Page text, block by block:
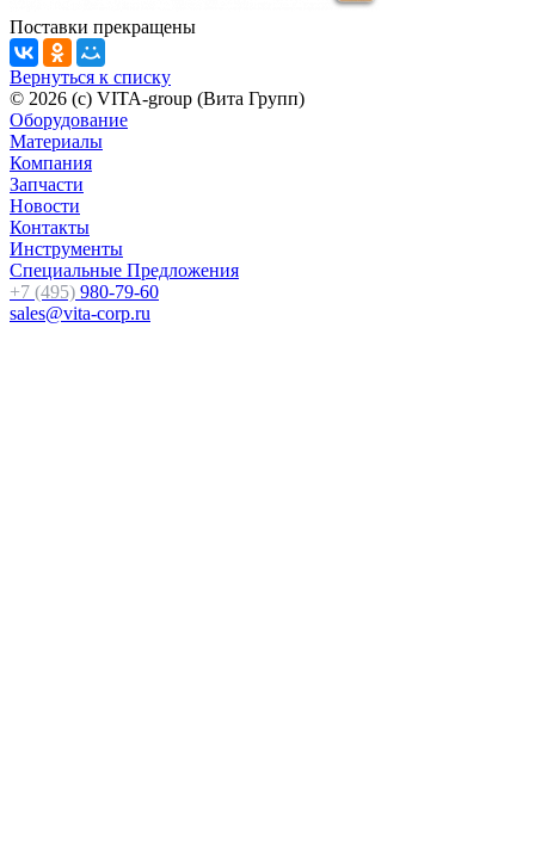
Поставки прекращены
Вернуться к списку
© 2026 (c) VITA-group (Вита Групп)
Оборудование
Материалы
Компания
Запчасти
Новости
Контакты
Инструменты
Специальные Предложения
+7 (495) 980-79-60
sales@vita-corp.ru